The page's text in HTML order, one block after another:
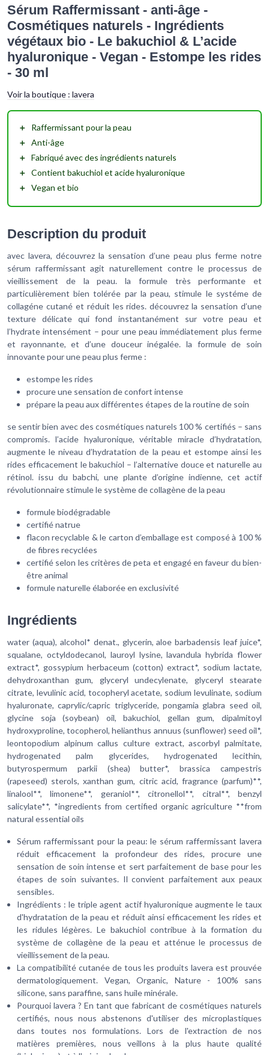
Sérum Raffermissant - anti-âge -
Cosmétiques naturels - Ingrédients
végétaux bio - Le bakuchiol & L’acide
hyaluronique - Vegan - Estompe les rides
- 30 ml
Voir la boutique : lavera
＋ Raffermissant pour la peau
＋ Anti-âge
＋ Fabriqué avec des ingrédients naturels
＋ Contient bakuchiol et acide hyaluronique
＋ Vegan et bio
Description du produit
avec lavera, découvrez la sensation d’une peau plus ferme notre
sérum raffermissant agit naturellement contre le processus de
vieillissement de la peau. la formule très performante et
particulièrement bien tolérée par la peau, stimule le systéme de
collagéne cutané et réduit les rides. découvrez la sensation d’une
texture délicate qui fond instantanément sur votre peau et
l’hydrate intensément – pour une peau immédiatement plus ferme
et rayonnante, et d’une douceur inégalée. la formule de soin
innovante pour une peau plus ferme :
estompe les rides
procure une sensation de confort intense
prépare la peau aux différentes étapes de la routine de soin
se sentir bien avec des cosmétiques naturels 100 % certifiés – sans
compromis. l’acide hyaluronique, véritable miracle d’hydratation,
augmente le niveau d’hydratation de la peau et estompe ainsi les
rides efficacement le bakuchiol – l’alternative douce et naturelle au
rétinol. issu du babchi, une plante d’origine indienne, cet actif
révolutionnaire stimule le système de collagène de la peau
formule biodégradable
certifié natrue
flacon recyclable & le carton d’emballage est composé à 100 %
de fibres recyclées
certifié selon les critères de peta et engagé en faveur du bien-
être animal
formule naturelle élaborée en exclusivité
Ingrédients
water (aqua), alcohol* denat., glycerin, aloe barbadensis leaf juice*,
squalane, octyldodecanol, lauroyl lysine, lavandula hybrida flower
extract*, gossypium herbaceum (cotton) extract*, sodium lactate,
dehydroxanthan gum, glyceryl undecylenate, glyceryl stearate
citrate, levulinic acid, tocopheryl acetate, sodium levulinate, sodium
hyaluronate, caprylic/capric triglyceride, pongamia glabra seed oil,
glycine soja (soybean) oil, bakuchiol, gellan gum, dipalmitoyl
hydroxyproline, tocopherol, helianthus annuus (sunflower) seed oil*,
leontopodium alpinum callus culture extract, ascorbyl palmitate,
hydrogenated palm glycerides, hydrogenated lecithin,
butyrospermum parkii (shea) butter*, brassica campestris
(rapeseed) sterols, xanthan gum, citric acid, fragrance (parfum)**,
linalool**, limonene**, geraniol**, citronellol**, citral**, benzyl
salicylate**, *ingredients from certified organic agriculture **from
natural essential oils
Sérum raffermissant pour la peau: le sérum raffermissant lavera
réduit efficacement la profondeur des rides, procure une
sensation de soin intense et sert parfaitement de base pour les
étapes de soin suivantes. Il convient parfaitement aux peaux
sensibles.
Ingrédients : le triple agent actif hyaluronique augmente le taux
d'hydratation de la peau et réduit ainsi efficacement les rides et
les ridules légères. Le bakuchiol contribue à la formation du
système de collagène de la peau et atténue le processus de
vieillissement de la peau.
La compatibilité cutanée de tous les produits lavera est prouvée
dermatologiquement. Vegan, Organic, Nature - 100% sans
silicone, sans paraffine, sans huile minérale.
Pourquoi lavera ? En tant que fabricant de cosmétiques naturels
certifiés, nous nous abstenons d'utiliser des microplastiques
dans toutes nos formulations. Lors de l'extraction de nos
matières premières, nous veillons à la plus haute qualité